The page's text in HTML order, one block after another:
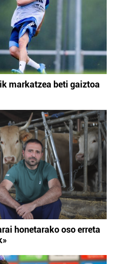
markatzea beti gaiztoa
honetarako oso erreta